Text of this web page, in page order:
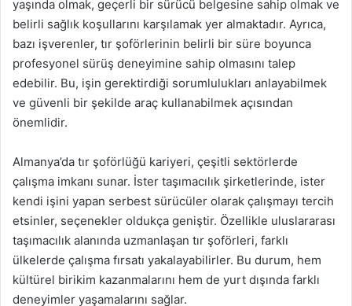
yaşında olmak, geçerli bir sürücü belgesine sahip olmak ve
belirli sağlık koşullarını karşılamak yer almaktadır. Ayrıca,
bazı işverenler, tır şoförlerinin belirli bir süre boyunca
profesyonel sürüş deneyimine sahip olmasını talep
edebilir. Bu, işin gerektirdiği sorumlulukları anlayabilmek
ve güvenli bir şekilde araç kullanabilmek açısından
önemlidir.
Almanya’da tır şoförlüğü kariyeri, çeşitli sektörlerde
çalışma imkanı sunar. İster taşımacılık şirketlerinde, ister
kendi işini yapan serbest sürücüler olarak çalışmayı tercih
etsinler, seçenekler oldukça geniştir. Özellikle uluslararası
taşımacılık alanında uzmanlaşan tır şoförleri, farklı
ülkelerde çalışma fırsatı yakalayabilirler. Bu durum, hem
kültürel birikim kazanmalarını hem de yurt dışında farklı
deneyimler yaşamalarını sağlar.